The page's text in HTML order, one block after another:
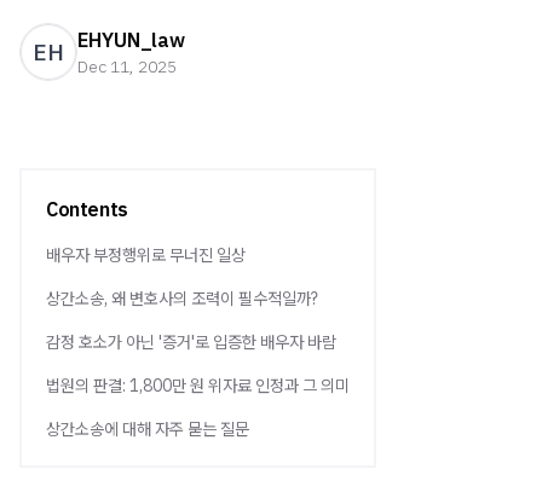
EH EHYUN_law
Dec 11, 2025
Contents
배우자 부정행위로 무너진 일상
상간소송, 왜 변호사의 조력이 필수적일까?
감정 호소가 아닌 '증거'로 입증한 배우자 바람
법원의 판결: 1,800만 원 위자료 인정과 그 의미
상간소송에 대해 자주 묻는 질문